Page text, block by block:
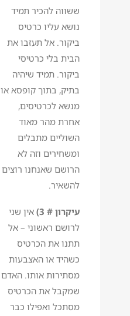
ששווה להכיר תמיד
נושא עליו כרטיס
ביקור. אל תעזבו את
הבית בלי כרטיסי
ביקור. תמיד שיהיה
בתיק, בתוך קופסא או
מנשא לכרטיסים,
אחרת מהר מאוד
השוליים מתבלים
ומשחירים וזה לא
הרושם שאנחנו רוצים
להשאיר.
עיקרון # 3)
אין שני
לרושם ראשוני – אל
תתנו את הכרטיס
כשהיד או האצבעות
מסתירות אותו. האדם
שמקבל את הכרטיס
מסתכל ואפילו כבר